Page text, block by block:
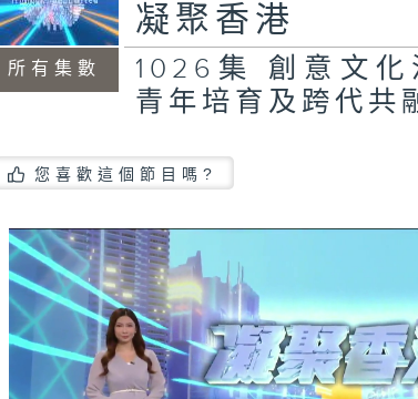
所有集數
凝聚香港
1026集 創意文化
青年培育及跨代共
您喜歡這個節目嗎?